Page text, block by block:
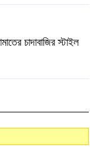
চাদাবাজির স্টাইল